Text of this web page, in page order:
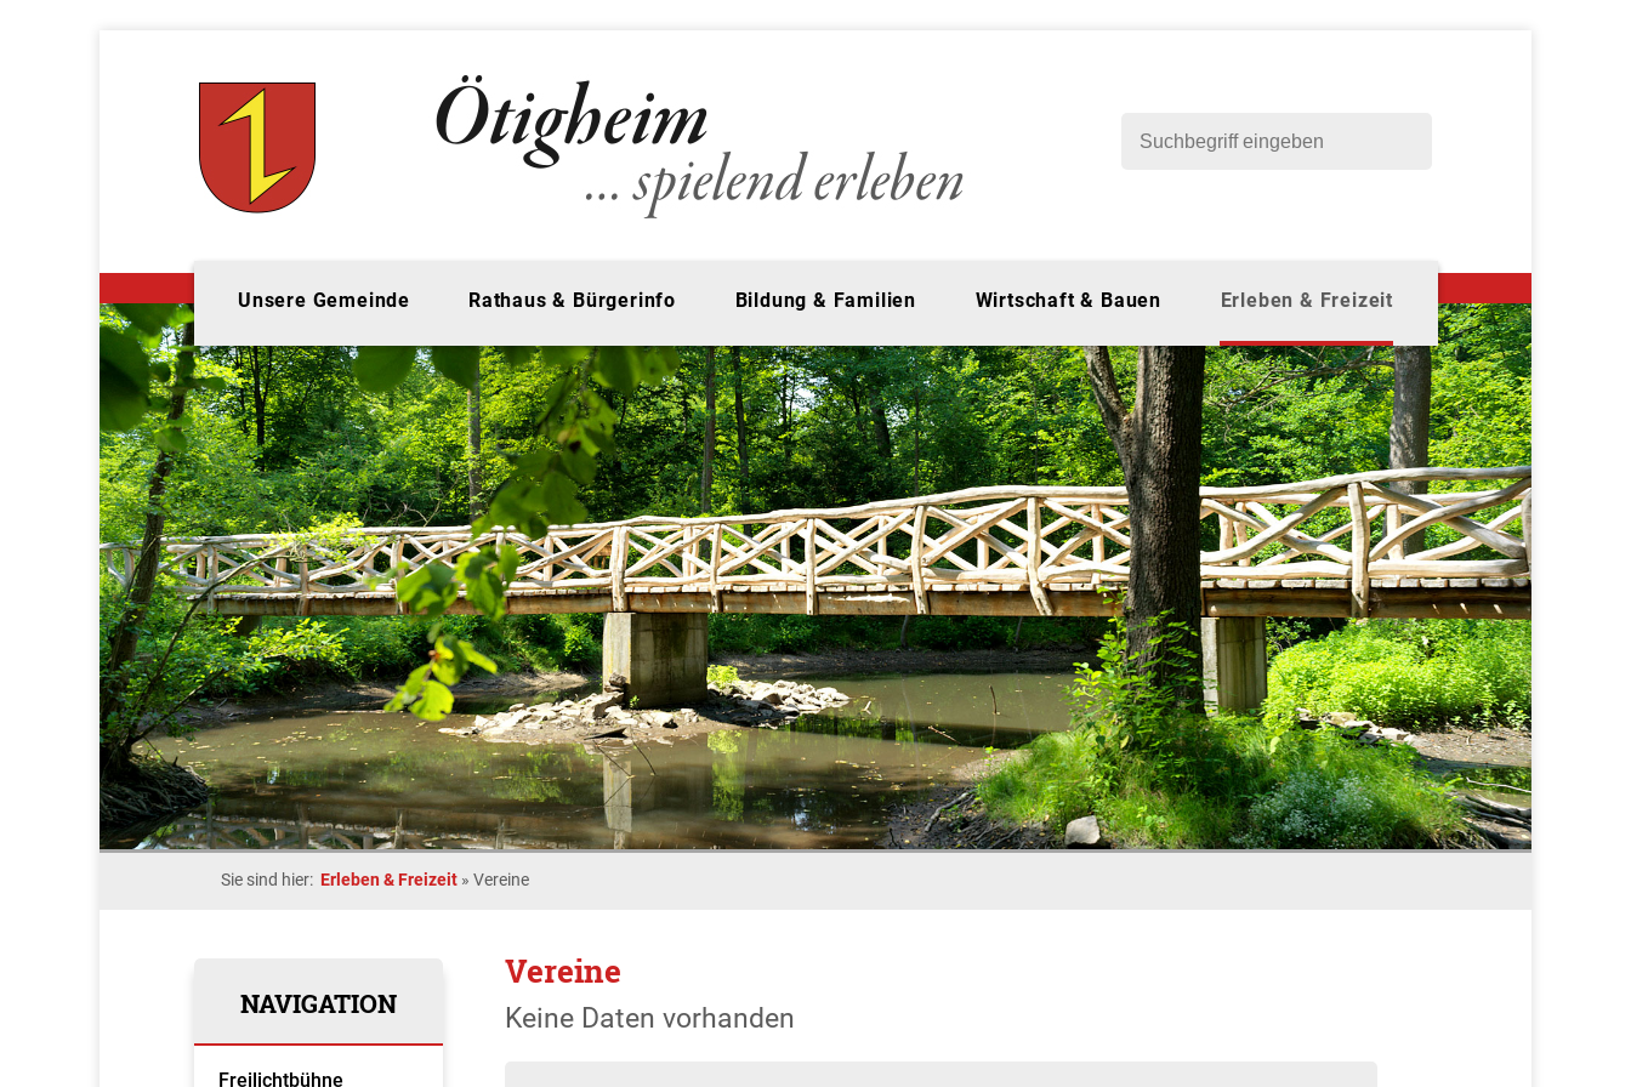
Unsere Gemeinde Rathaus & Bürgerinfo Bildung & Familien Wirtschaft & Bauen Erleben & Freizeit
Sie sind hier: Erleben & Freizeit » Vereine
NAVIGATION
Freilichtbühne
Vereine
Keine Daten vorhanden